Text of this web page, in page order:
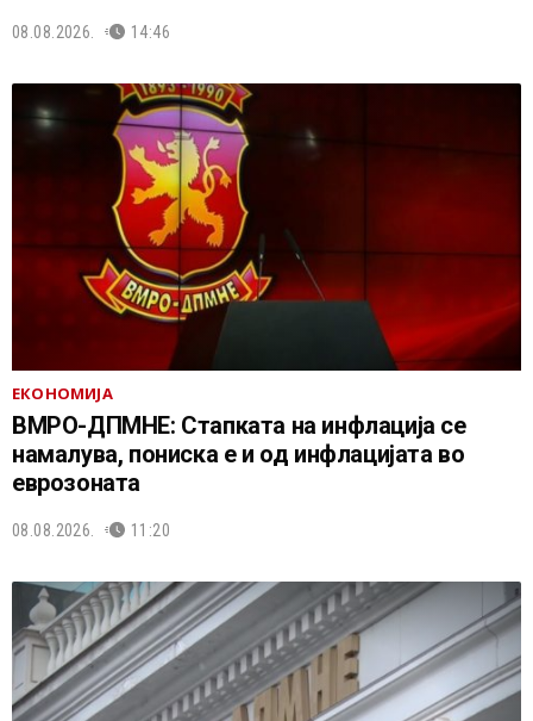
08.08.2026. 14:46
ЕКОНОМИЈА
ВМРО-ДПМНЕ: Стапката на инфлација се
намалува, пониска е и од инфлацијата во
еврозоната
08.08.2026. 11:20